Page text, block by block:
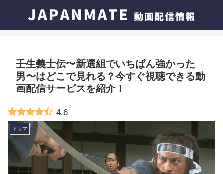
壬生義士伝〜新選組でいちばん強かった
男〜はどこで見れる？今すぐ視聴できる動
画配信サービスを紹介！
4.6
ドラマ